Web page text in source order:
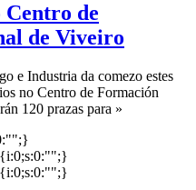
Centro de
de Viveiro
e Industria da comezo estes
no Centro de Formación
120 prazas para »